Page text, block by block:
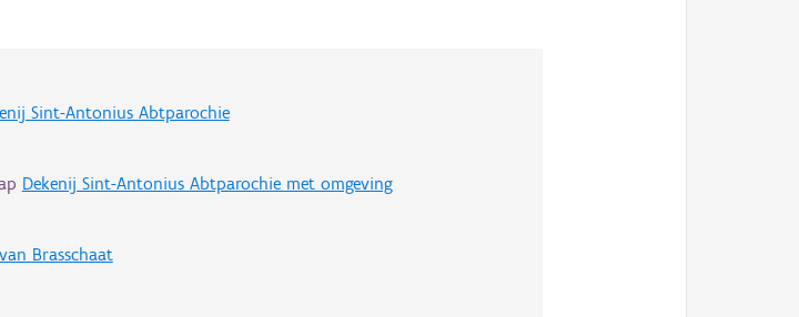
Sint-Antonius Abtparochie
Dekenij Sint-Antonius Abtparochie met omgeving
Brasschaat